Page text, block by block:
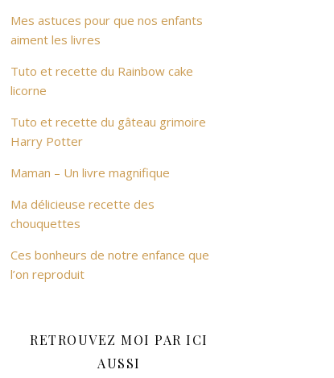
Mes astuces pour que nos enfants
aiment les livres
Tuto et recette du Rainbow cake
licorne
Tuto et recette du gâteau grimoire
Harry Potter
Maman – Un livre magnifique
Ma délicieuse recette des
chouquettes
Ces bonheurs de notre enfance que
l’on reproduit
RETROUVEZ MOI PAR ICI
AUSSI